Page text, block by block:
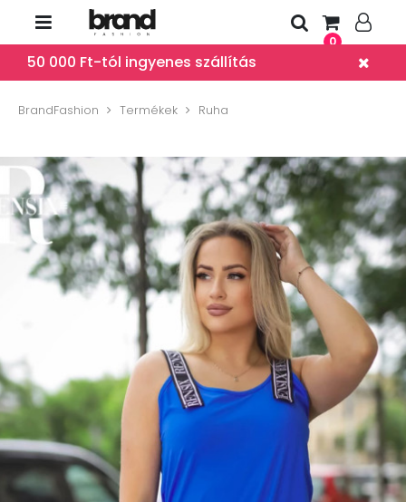
0
50 000 Ft-tól ingyenes szállítás
BrandFashion Termékek Ruha